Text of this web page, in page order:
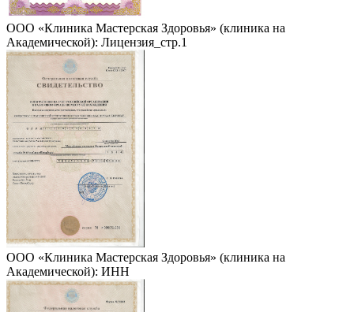
ООО «Клиника Мастерская Здоровья» (клиника на
Академической): Лицензия_стр.1
ООО «Клиника Мастерская Здоровья» (клиника на
Академической): ИНН